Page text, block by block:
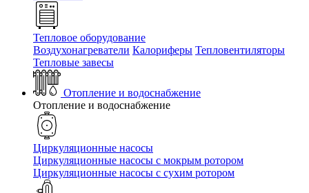
Тепловое оборудование
Воздухонагреватели Калориферы Тепловентиляторы
Тепловые завесы
Отопление и водоснабжение
Отопление и водоснабжение
Циркуляционные насосы
Циркуляционные насосы с мокрым ротором
Циркуляционные насосы с сухим ротором